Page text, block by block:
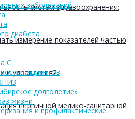
систем здравоохранения:
измерение показателей частью
и управления?
первичной медико-санитарной
заболеваний
диабета
С
пациентов
долголетие»
жизни
и профилактические